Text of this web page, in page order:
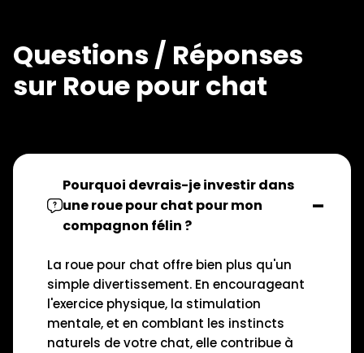
Questions / Réponses
sur Roue pour chat
Pourquoi devrais-je investir dans
une roue pour chat pour mon
compagnon félin ?
La roue pour chat offre bien plus qu'un
simple divertissement. En encourageant
l'exercice physique, la stimulation
mentale, et en comblant les instincts
naturels de votre chat, elle contribue à